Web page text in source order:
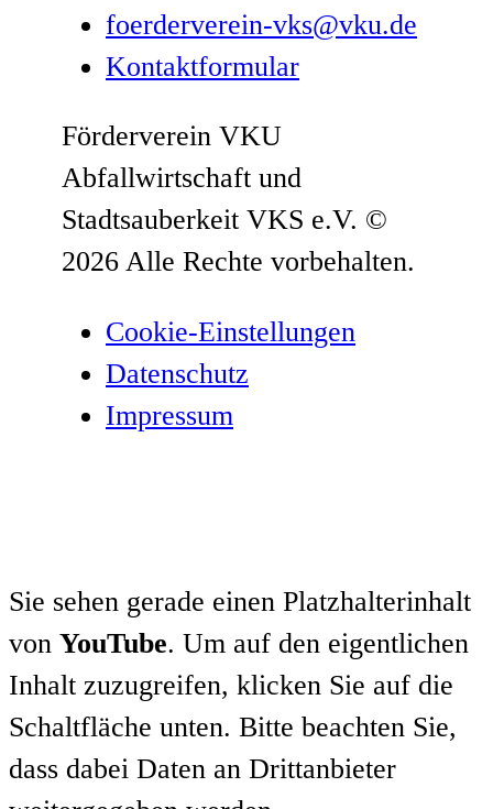
foerderverein-vks@vku.de
Kontaktformular
Förderverein VKU
Abfallwirtschaft und
Stadtsauberkeit VKS e.V. ©
2026 Alle Rechte vorbehalten.
Cookie-Einstellungen
Datenschutz­
Impressum
Sie sehen gerade einen Platzhalterinhalt
von YouTube. Um auf den eigentlichen
Inhalt zuzugreifen, klicken Sie auf die
Schaltfläche unten. Bitte beachten Sie,
dass dabei Daten an Drittanbieter